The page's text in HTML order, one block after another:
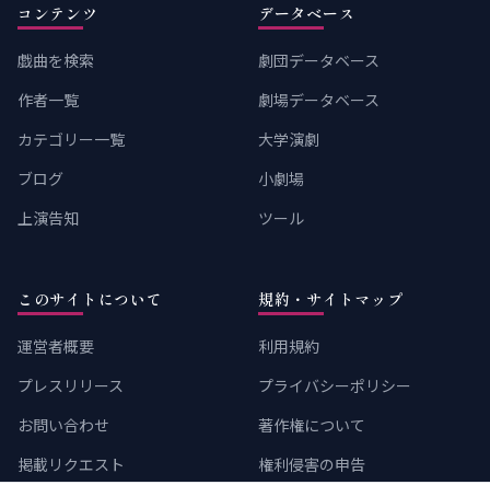
コンテンツ
戯曲を検索
作者一覧
カテゴリー一覧
ブログ
上演告知
データベース
劇団データベース
劇場データベース
大学演劇
小劇場
ツール
このサイトについて
運営者概要
プレスリリース
お問い合わせ
掲載リクエスト
規約・サイトマップ
利用規約
プライバシーポリシー
著作権について
権利侵害の申告